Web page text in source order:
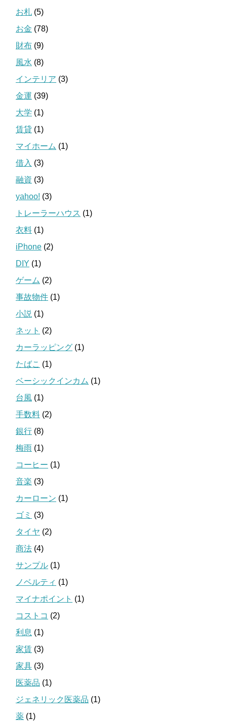
お札 (5)
お金 (78)
財布 (9)
風水 (8)
インテリア (3)
金運 (39)
大学 (1)
賃貸 (1)
マイホーム (1)
借入 (3)
融資 (3)
yahoo! (3)
トレーラーハウス (1)
衣料 (1)
iPhone (2)
DIY (1)
ゲーム (2)
事故物件 (1)
小説 (1)
ネット (2)
カーラッピング (1)
たばこ (1)
ベーシックインカム (1)
台風 (1)
手数料 (2)
銀行 (8)
梅雨 (1)
コーヒー (1)
音楽 (3)
カーローン (1)
ゴミ (3)
タイヤ (2)
商法 (4)
サンプル (1)
ノベルティ (1)
マイナポイント (1)
コストコ (2)
利息 (1)
家賃 (3)
家具 (3)
医薬品 (1)
ジェネリック医薬品 (1)
薬 (1)